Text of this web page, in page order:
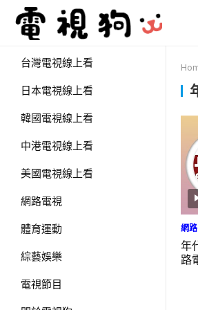
台灣電視線上看
日本電視線上看
韓國電視線上看
中港電視線上看
美國電視線上看
網路電視
體育運動
綜藝娛樂
電視節目
網
年
路